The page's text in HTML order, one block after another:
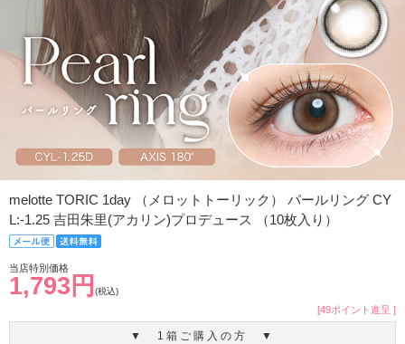
melotte TORIC 1day （メロットトーリック） パールリング CY
L:-1.25 吉田朱里(アカリン)プロデュース （10枚入り）
当店特別価格
1,793円 (税込)
[49ポイント進呈 ]
▼ 1箱ご購入の方 ▼